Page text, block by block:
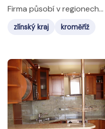
Firma působí v regionech...
zlínský kraj kroměříž